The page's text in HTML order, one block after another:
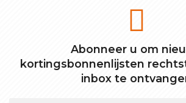
Abonneer u om
kortingsbonnenlijsten
inbox te